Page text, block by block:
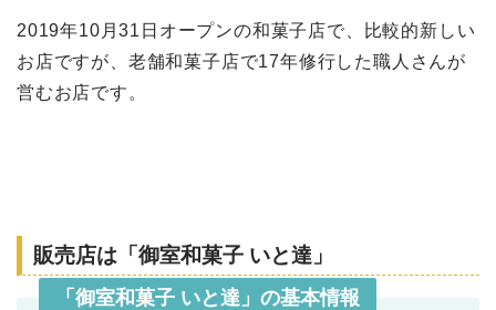
2019年10月31日オープンの和菓子店で、比較的新しい
お店ですが、老舗和菓子店で17年修行した職人さんが
営むお店です。
販売店は「御室和菓子 いと達」
「御室和菓子 いと達」の基本情報